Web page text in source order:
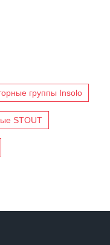
группы Insolo
STOUT